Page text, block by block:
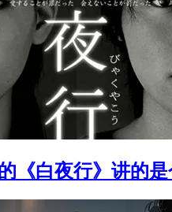
《白夜行》讲的